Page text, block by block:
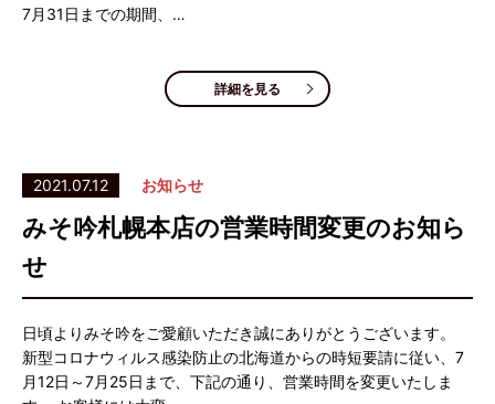
7月31日までの期間、…
詳細を見る
2021.07.12 お知らせ
みそ吟札幌本店の営業時間変更のお知ら
せ
日頃よりみそ吟をご愛顧いただき誠にありがとうございます。
新型コロナウィルス感染防止の北海道からの時短要請に従い、7
月12日～7月25日まで、下記の通り、営業時間を変更いたしま